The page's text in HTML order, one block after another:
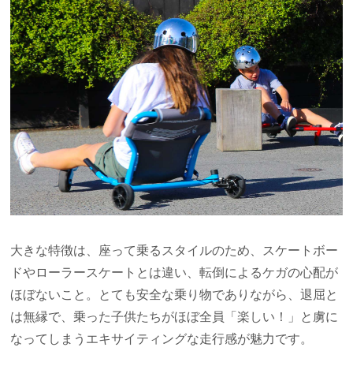
大きな特徴は、座って乗るスタイルのため、スケートボー
ドやローラースケートとは違い、転倒によるケガの心配が
ほぼないこと。とても安全な乗り物でありながら、退屈と
は無縁で、乗った子供たちがほぼ全員「楽しい！」と虜に
なってしまうエキサイティングな走行感が魅力です。